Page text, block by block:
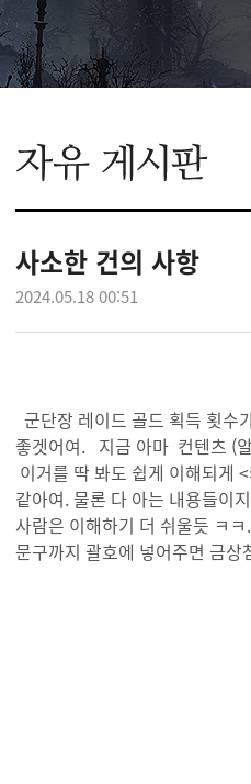
사소한 건의 사항
2024.05.18 00:51
군단장 레이드 골드 획득 횟수
좋겟어여. 지금 아마 컨텐츠 (
이거를 딱 봐도 쉽게 이해되게
같아여. 물론 다 아는 내용들이
사람은 이해하기 더 쉬울듯 ㅋ
문구까지 괄호에 넣어주면 금상